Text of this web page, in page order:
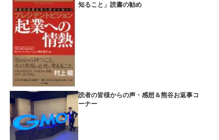
知ること」読書の勧め
読者の皆様からの声・感想＆熊谷お返事コ
ーナー